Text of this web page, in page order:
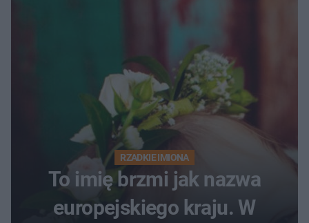
RZADKIE IMIONA
To imię brzmi jak nazwa
europejskiego kraju. W